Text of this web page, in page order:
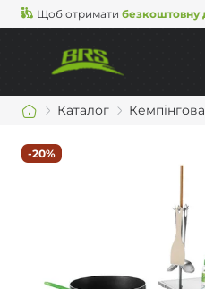
Щоб отримати безкоштовну
Каталог
-20%